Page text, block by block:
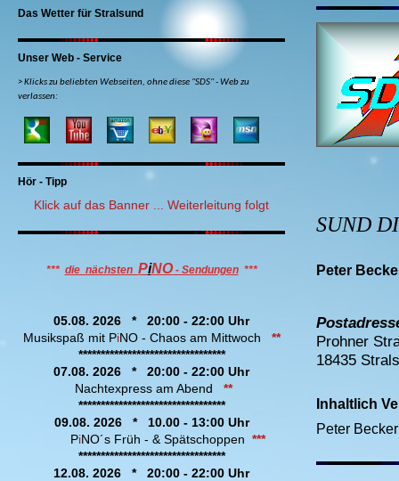
SUND
Peter
Prohner
18435
Inhaltlich
Peter
Das Wetter für Stralsund
Unser Web - Service
> Klicks zu beliebten Webseiten, ohne diese "SDS" - Web zu
verlassen:
Hör - Tipp
Klick auf das Banner ... Weiterleitung folgt
*** die nächsten PiNO- Sendungen***
05.08. 2026 * 20:00 - 22:00 Uhr
Musikspaß mit PiNO - Chaos am Mittwoch **
*********************************
07.08. 2026 * 20:00 - 22:00 Uhr
Nachtexpress am Abend
**
*********************************
09.08. 2026 * 10.00 - 13:00 Uhr
PiNO´s Früh - & Spätschoppen ***
*********************************
12.08. 2026 * 20:00 - 22:00 Uhr